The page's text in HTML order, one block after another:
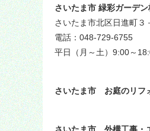
さいたま市 緑彩ガーデ
さいたま市北区日進町
電話：048-729-6755
平日（月～土）9:00～
さいたま市 お庭のリフ